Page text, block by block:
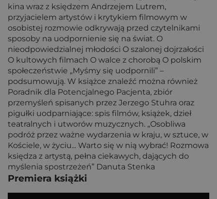
kina wraz z księdzem Andrzejem Lutrem,
przyjacielem artystów i krytykiem filmowym w
osobistej rozmowie odkrywają przed czytelnikami
sposoby na uodpornienie się na świat. O
nieodpowiedzialnej młodości O szalonej dojrzałości
O kultowych filmach O walce z chorobą O polskim
społeczeństwie „Myśmy się uodpornili” –
podsumowują. W książce znaleźć można również
Poradnik dla Potencjalnego Pacjenta, zbiór
przemyśleń spisanych przez Jerzego Stuhra oraz
pigułki uodparniające: spis filmów, książek, dzieł
teatralnych i utworów muzycznych. „Osobliwa
podróż przez ważne wydarzenia w kraju, w sztuce, w
Kościele, w życiu... Warto się w nią wybrać! Rozmowa
księdza z artystą, pełna ciekawych, dających do
myślenia spostrzeżeń” Danuta Stenka
Premiera książki